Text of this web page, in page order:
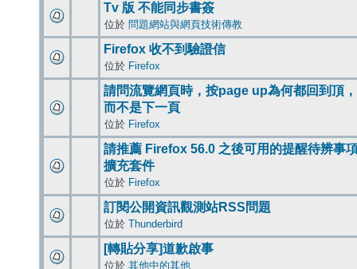
Tv 版 不能同步書簽
位於 問題網站與網頁技術傳教
Firefox 收不到驗證信
位於 Firefox
請問流覽網頁時，按page up為何都回到頂，
而不是下一頁
位於 Firefox
請推薦 Firefox 56.0 之後可用的提醒待辨事
擴充套件
位於 Firefox
訂閱公開資訊觀測站RSS問題
位於 Thunderbird
[轉貼分享]道歉啟事
位於 其他中的其他